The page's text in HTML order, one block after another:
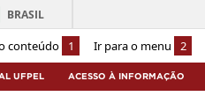
conteúdo 1 Ir para o menu 2
BRASIL
UFPEL ACESSO À INFORMAÇÃO